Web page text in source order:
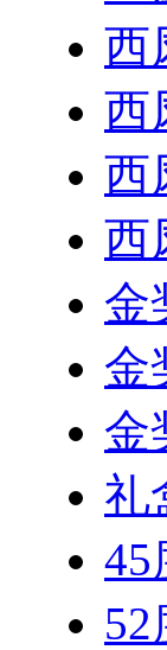
西
西
西
西
金
金
金
礼
45
52